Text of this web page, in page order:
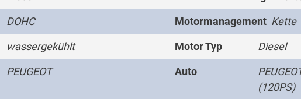
DOHC Motormanagement Kette
wassergekühlt Motor Typ Diesel
PEUGEOT Auto
(120PS)